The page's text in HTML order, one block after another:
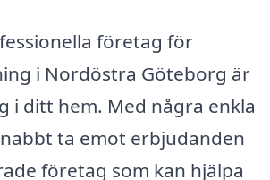
företag för
i Nordöstra Göteborg är
i ditt hem. Med några enkla
ta emot erbjudanden
företag som kan hjälpa